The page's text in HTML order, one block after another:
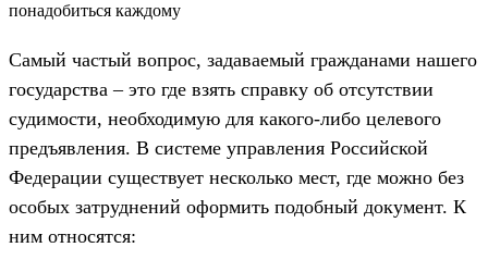
понадобиться каждому
Самый частый вопрос, задаваемый гражданами нашего
государства – это где взять справку об отсутствии
судимости, необходимую для какого-либо целевого
предъявления. В системе управления Российской
Федерации существует несколько мест, где можно без
особых затруднений оформить подобный документ. К
ним относятся: